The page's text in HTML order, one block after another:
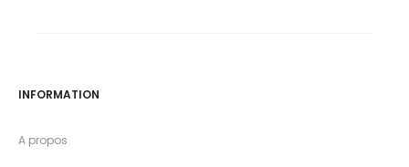
INFORMATION
A propos